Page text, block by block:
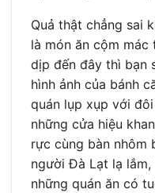
Quả thật chẳng sai
là món ăn cộm mác
dịp đến đây thì bạn
hình ảnh của bánh
quán lụp xụp với
những cửa hiệu
rực cùng bàn nhôm
người Đà Lạt lạ
những quán ăn có